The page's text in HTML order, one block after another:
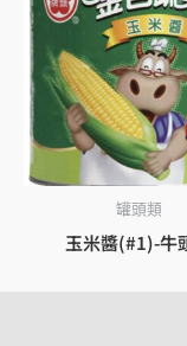
罐頭類
玉米醬(#1)-牛